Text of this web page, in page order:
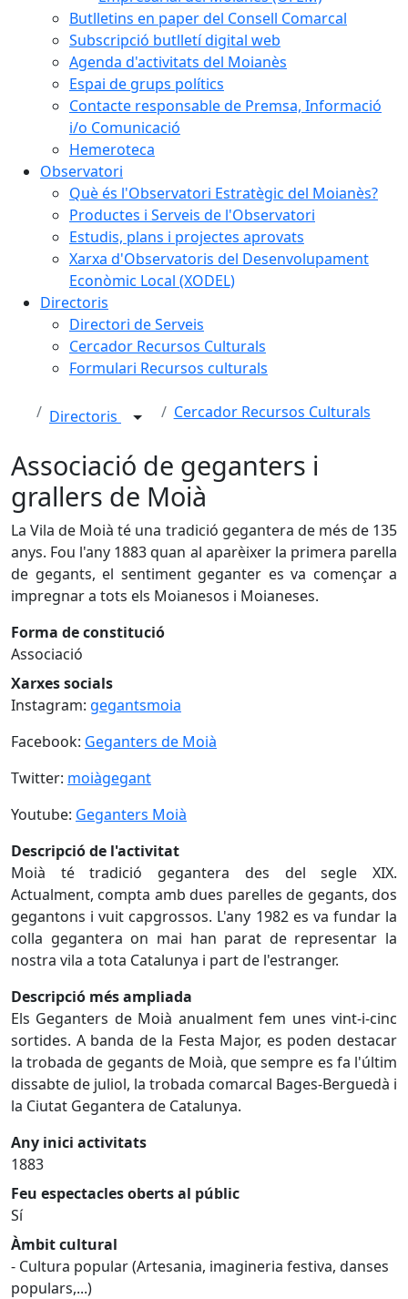
Butlletins en paper del Consell Comarcal
Subscripció butlletí digital web
Agenda d'activitats del Moianès
Espai de grups polítics
Contacte responsable de Premsa, Informació
i/o Comunicació
Hemeroteca
Observatori
Què és l'Observatori Estratègic del Moianès?
Productes i Serveis de l'Observatori
Estudis, plans i projectes aprovats
Xarxa d'Observatoris del Desenvolupament
Econòmic Local (XODEL)
Directoris
Directori de Serveis
Cercador Recursos Culturals
Formulari Recursos culturals
Directoris Cercador Recursos Culturals
Associació de geganters i
grallers de Moià
La Vila de Moià té una tradició gegantera de més de 135
anys. Fou l'any 1883 quan al aparèixer la primera parella
de gegants, el sentiment geganter es va començar a
impregnar a tots els Moianesos i Moianeses.
Forma de constitució
Associació
Xarxes socials
Instagram: gegantsmoia
Facebook: Geganters de Moià
Twitter: moiàgegant
Youtube: Geganters Moià
Descripció de l'activitat
Moià té tradició gegantera des del segle XIX.
Actualment, compta amb dues parelles de gegants, dos
gegantons i vuit capgrossos. L'any 1982 es va fundar la
colla gegantera on mai han parat de representar la
nostra vila a tota Catalunya i part de l'estranger.
Descripció més ampliada
Els Geganters de Moià anualment fem unes vint-i-cinc
sortides. A banda de la Festa Major, es poden destacar
la trobada de gegants de Moià, que sempre es fa l'últim
dissabte de juliol, la trobada comarcal Bages-Berguedà i
la Ciutat Gegantera de Catalunya.
Any inici activitats
1883
Feu espectacles oberts al públic
Sí
Àmbit cultural
- Cultura popular (Artesania, imagineria festiva, danses
populars,...)